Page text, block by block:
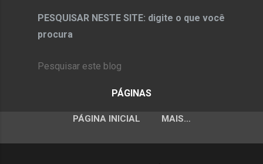
PESQUISAR NESTE SITE: digite o que você
procura
PÁGINAS
PÁGINA INICIAL MAIS…